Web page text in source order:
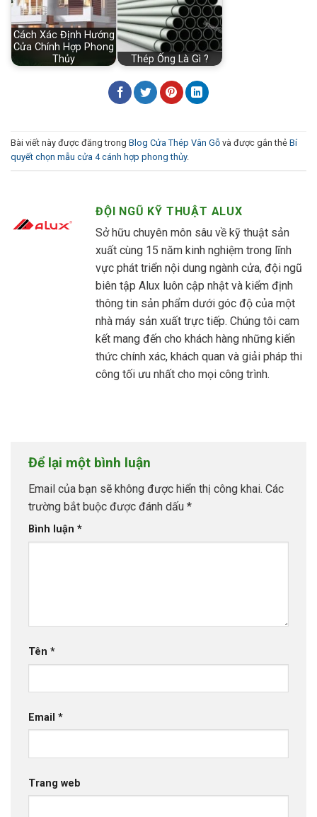
Cách Xác Định Hướng
Cửa Chính Hợp Phong
Thủy
Thép Ống Là Gì ?
Bài viết này được đăng trong Blog Cửa Thép Vân Gỗ và được gắn thẻ Bí
quyết chọn mẫu cửa 4 cánh hợp phong thủy.
ĐỘI NGŨ KỸ THUẬT ALUX
Sở hữu chuyên môn sâu về kỹ thuật sản
xuất cùng 15 năm kinh nghiệm trong lĩnh
vực phát triển nội dung ngành cửa, đội ngũ
biên tập Alux luôn cập nhật và kiểm định
thông tin sản phẩm dưới góc độ của một
nhà máy sản xuất trực tiếp. Chúng tôi cam
kết mang đến cho khách hàng những kiến
thức chính xác, khách quan và giải pháp thi
công tối ưu nhất cho mọi công trình.
Để lại một bình luận
Email của bạn sẽ không được hiển thị công khai. Các
trường bắt buộc được đánh dấu *
Bình luận *
Tên *
Email *
Trang web